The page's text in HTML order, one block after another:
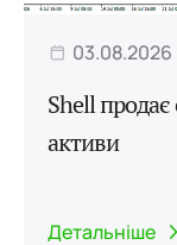
03.08.2026
Shell продає
активи
Детальніше